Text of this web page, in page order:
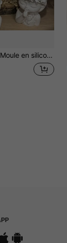
DIY, Pot de fleurs en béton, Moule de résine, Moule de bougeoir, Décoration de meuble